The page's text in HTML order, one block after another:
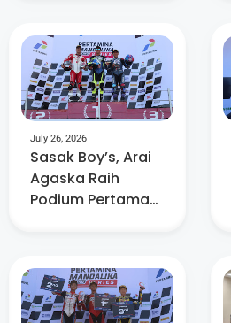
Sasak Boy’s, Arai
Agaska Raih
Podium Pertama
Mandalika Racing
Series
July 26, 2026